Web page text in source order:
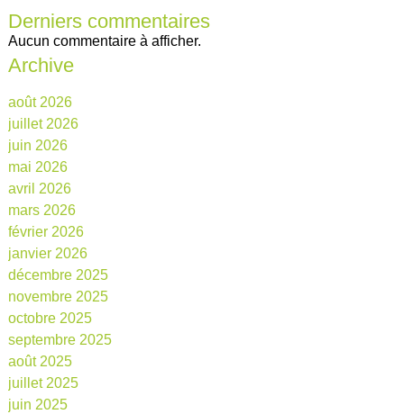
Derniers commentaires
Aucun commentaire à afficher.
Archive
août 2026
juillet 2026
juin 2026
mai 2026
avril 2026
mars 2026
février 2026
janvier 2026
décembre 2025
novembre 2025
octobre 2025
septembre 2025
août 2025
juillet 2025
juin 2025